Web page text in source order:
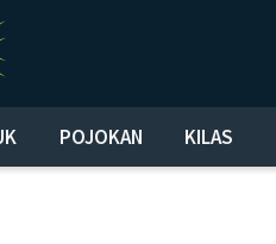
POJOKAN KILAS